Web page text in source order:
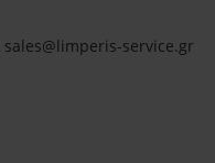
service.gr